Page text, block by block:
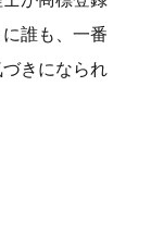
誰も、一番
きになられ